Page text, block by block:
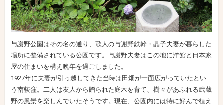
与謝野公園はその名の通り、歌人の与謝野鉄幹・晶子夫妻が暮らした
場所に整備されている公園です。与謝野夫妻はこの地に洋館と日本家
屋の住まいを構え晩年を過ごしました。
1927年に夫妻が引っ越してきた当時は田畑が一面広がっていたとい
う南荻窪。二人は友人から贈られた庭木を育て、樹々があふれる武蔵
野の風景を楽しんでいたそうです。現在、公園内には特に好んで植え